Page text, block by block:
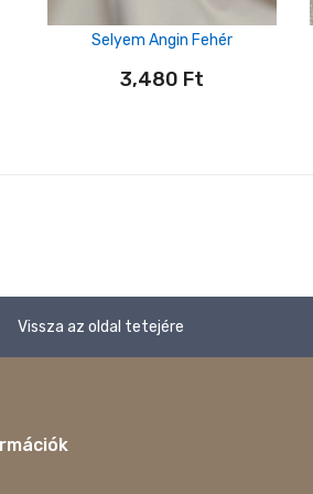
Selyem Angin Fehér
3,480 Ft
Vissza az oldal tetejére